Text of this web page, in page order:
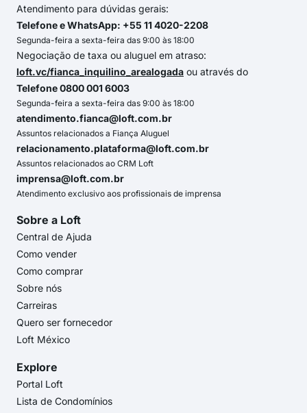
Atendimento para dúvidas gerais:
Telefone e WhatsApp: +55 11 4020-2208
Segunda-feira a sexta-feira das 9:00 às 18:00
Negociação de taxa ou aluguel em atraso:
loft.vc/fianca_inquilino_arealogada ou através do
Telefone 0800 001 6003
Segunda-feira a sexta-feira das 9:00 às 18:00
atendimento.fianca@loft.com.br
Assuntos relacionados a Fiança Aluguel
relacionamento.plataforma@loft.com.br
Assuntos relacionados ao CRM Loft
imprensa@loft.com.br
Atendimento exclusivo aos profissionais de imprensa
Sobre a Loft
Central de Ajuda
Como vender
Como comprar
Sobre nós
Carreiras
Quero ser fornecedor
Loft México
Explore
Portal Loft
Lista de Condomínios